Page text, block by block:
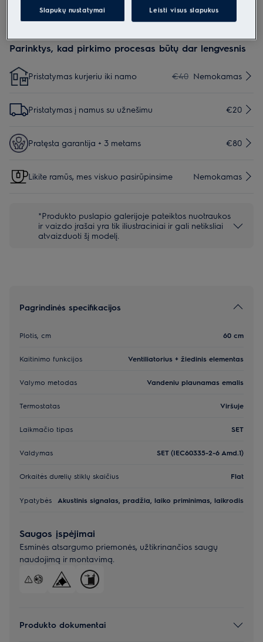
Saugos instrukcijos ir saugos įspėjimai pagal ES reglamentą
2023/988 yra pateikiami vartotojo vadovo I ir II skyriuose.
Norėdami saugiai naudoti gaminį, perskaitykite visą
Parinktys, kad pirkimo procesas būtų dar lengvesnis
Pristatymas kurjeriu iki namo €40 Nemokamas
Pristatymas į namus su užnešimu €20
Pratęsta garantija + 3 metams €80
Likite ramūs, mes viskuo pasirūpinsime Nemokamas
*Produkto puslapio galerijoje pateiktos nuotraukos
ir vaizdo įrašai yra tik iliustraciniai ir gali netiksliai
atvaizduoti šį modelį.
Pagrindinės specifikacijos
Plotis, cm 60 cm
Kaitinimo funkcijos Ventiliatorius + žiedinis elementas
Valymo metodas Vandeniu plaunamas emalis
Termostatas Viršuje
Laikmačio tipas SET
Valdymas SET (IEC60335-2-6 Amd.1)
Orkaitės durelių stiklų skaičius Flat
Ypatybės Akustinis signalas, pradžia, laiko priminimas, laikrodis
Saugos įspėjimai
Esminės atsargumo priemonės, užtikrinančios saugų
naudojimą ir montavimą.
Produkto dokumentai
Slapukų nustatymai Leisti visus slapukus